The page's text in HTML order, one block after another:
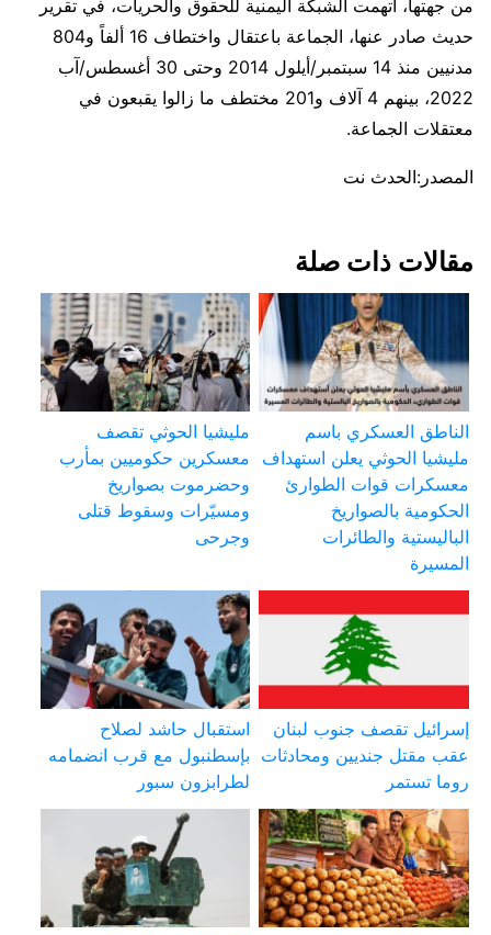
من جهتها، اتهمت الشبكة اليمنية للحقوق والحريات، في تقرير
حديث صادر عنها، الجماعة باعتقال واختطاف 16 ألفاً و804
مدنيين منذ 14 سبتمبر/أيلول 2014 وحتى 30 أغسطس/آب
2022، بينهم 4 آلاف و201 مختطف ما زالوا يقبعون في
معتقلات الجماعة.
المصدر:الحدث نت
مقالات ذات صلة
الناطق العسكري باسم
مليشيا الحوثي يعلن استهداف
معسكرات قوات الطوارئ
الحكومية بالصواريخ
الباليستية والطائرات
المسيرة
مليشيا الحوثي تقصف
معسكرين حكوميين بمأرب
وحضرموت بصواريخ
ومسيّرات وسقوط قتلى
وجرحى
إسرائيل تقصف جنوب لبنان
عقب مقتل جنديين ومحادثات
روما تستمر
استقبال حاشد لصلاح
بإسطنبول مع قرب انضمامه
لطرابزون سبور